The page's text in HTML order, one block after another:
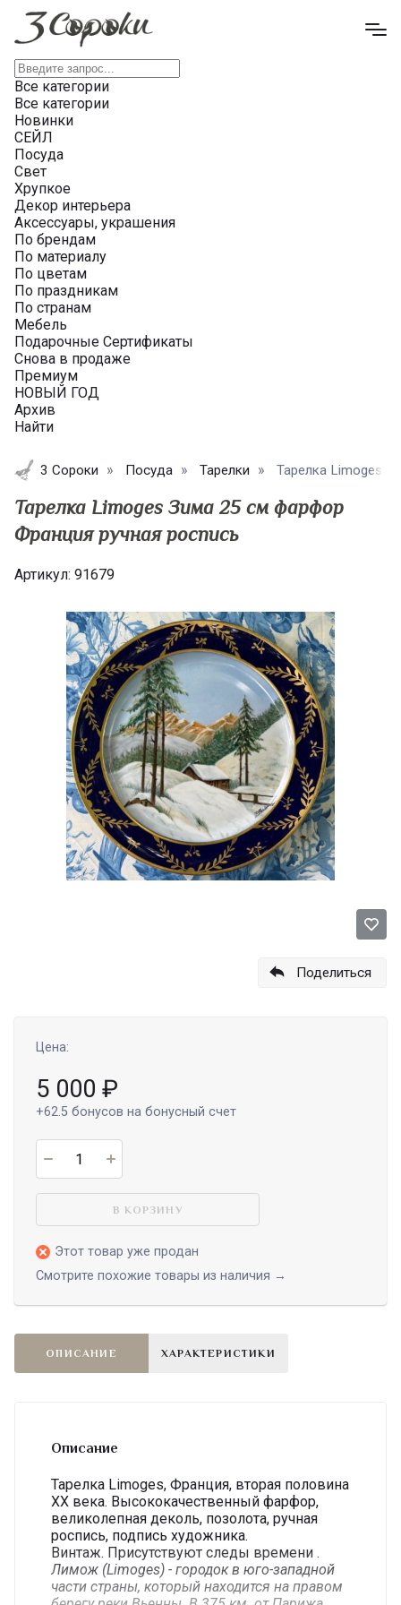
Все категории
Все категории
Новинки
СЕЙЛ
Посуда
Свет
Хрупкое
Декор интерьера
Аксессуары, украшения
По брендам
По материалу
По цветам
По праздникам
По странам
Мебель
Подарочные Сертификаты
Снова в продаже
Премиум
НОВЫЙ ГОД
Архив
Найти
3 Сороки Посуда Тарелки Тарелка Limoges
Тарелка Limoges Зима 25 см фарфор
Франция ручная роспись
Артикул: 91679
Поделиться
Цена:
5 000 ₽
+62.5 бонусов на бонусный счет
В КОРЗИНУ
Этот товар уже продан
Смотрите похожие товары из наличия →
ОПИСАНИЕ ХАРАКТЕРИСТИКИ
Описание
Тарелка Limoges, Франция, вторая половина
ХХ века. Высококачественный фарфор,
великолепная деколь, позолота, ручная
роспись, подпись художника.
Винтаж. Присутствуют следы времени .
Лимож (Limoges) - городок в юго-западной
части страны, который находится на правом